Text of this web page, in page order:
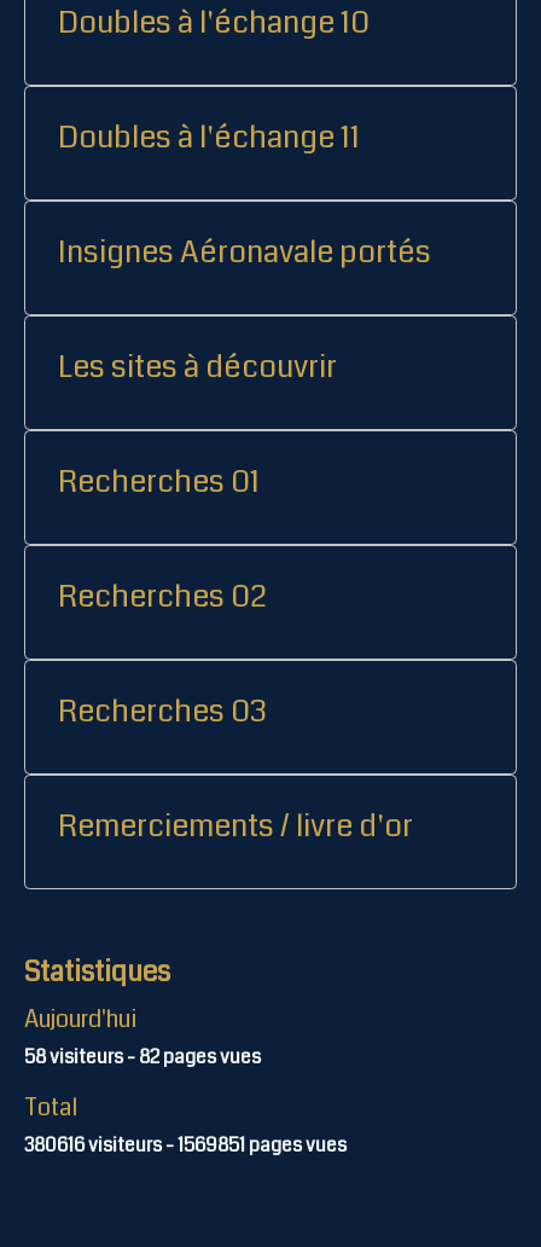
Doubles à l'échange 10
Doubles à l'échange 11
Insignes Aéronavale portés
Les sites à découvrir
Recherches 01
Recherches 02
Recherches 03
Remerciements / livre d'or
Statistiques
Aujourd'hui
58visiteurs -82pages vues
Total
380616visiteurs -1569851pages vues